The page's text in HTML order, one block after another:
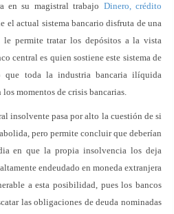
en su magistral trabajo Dinero, crédito
el actual sistema bancario disfruta de una
permite tratar los depósitos a la vista
central es quien sostiene este sistema de
que toda la industria bancaria ilíquida
momentos de crisis bancarias.
insolvente pasa por alto la cuestión de si
pero permite concluir que deberían
en que la propia insolvencia los deja
endeudado en moneda extranjera
a esta posibilidad, pues los bancos
las obligaciones de deuda nominadas